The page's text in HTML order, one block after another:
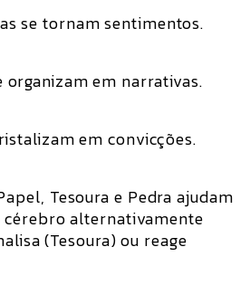
se tornam sentimentos.
organizam em narrativas.
em convicções.
Tesoura e Pedra ajudam
cérebroalternativamente
(Tesoura) ou reage